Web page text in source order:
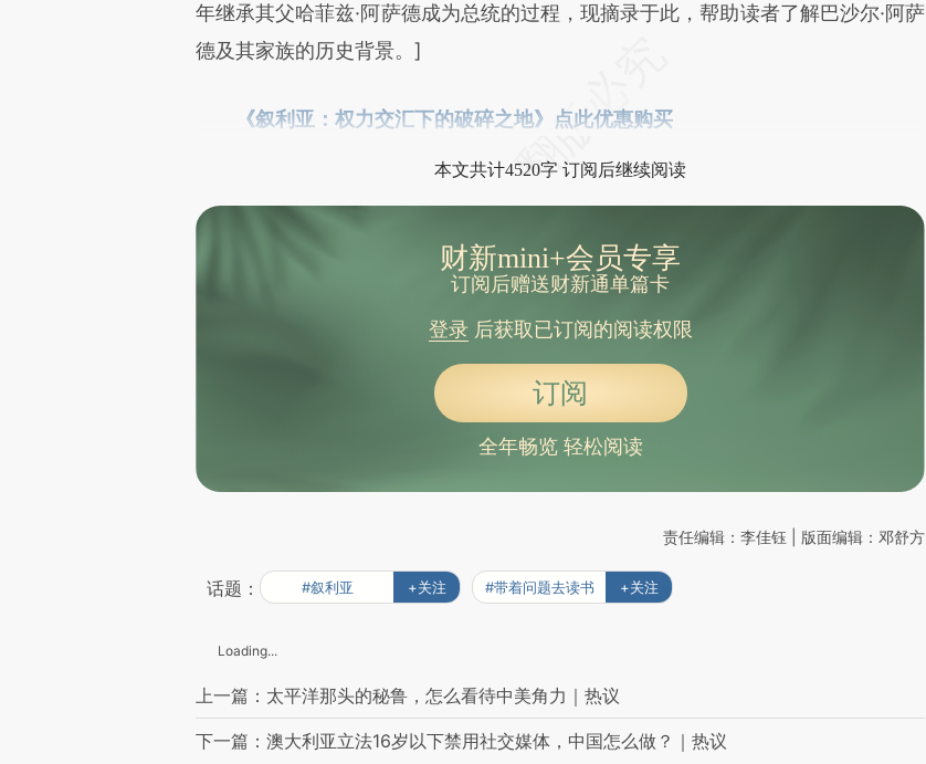
年继承其父哈菲兹·阿萨德成为总统的过程，现摘录于此，帮助读者了解巴沙尔·阿萨
德及其家族的历史背景。]
《叙利亚：权力交汇下的破碎之地》点此优惠购买
本文共计4520字 订阅后继续阅读
财新mini+会员专享
订阅后赠送财新通单篇卡
登录后获取已订阅的阅读权限
订阅
全年畅览 轻松阅读
责任编辑：李佳钰 | 版面编辑：邓舒方
话题： #叙利亚 +关注 #带着问题去读书 +关注
Loading...
上一篇：太平洋那头的秘鲁，怎么看待中美角力｜热议
下一篇：澳大利亚立法16岁以下禁用社交媒体，中国怎么做？｜热议